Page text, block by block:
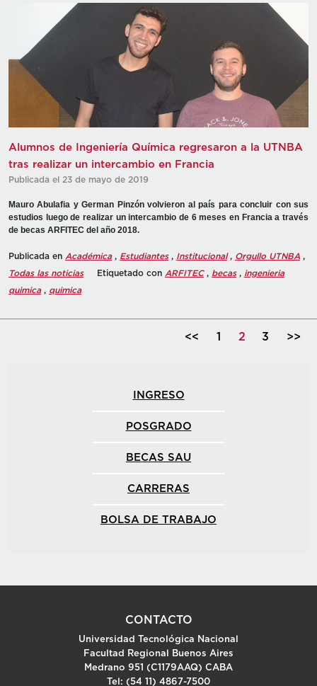
Alumnos de Ingeniería Química regresaron a la UTNBA
tras realizar un intercambio en Francia
Publicada el 23 de mayo de 2019
Mauro Abulafia y German Pinzón volvieron al país para concluir con sus
estudios luego de realizar un intercambio de 6 meses en Francia a través
de becas ARFITEC del año 2018.
Publicada en Académica, Estudiantes, Institucional, Orgullo UTNBA ,
Todas las noticias
Etiquetado con ARFITEC, becas, ingenieria
quimica, quimica
<< 1 2 3 >>
INGRESO
POSGRADO
BECAS SAU
CARRERAS
BOLSA DE TRABAJO
CONTACTO
Universidad Tecnológica Nacional
Facultad Regional Buenos Aires
Medrano 951 (C1179AAQ) CABA
Tel: (54 11) 4867-7500